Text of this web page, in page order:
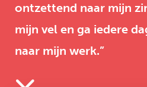
ontzettend naar mijn
mijn vel en ga iedere
naar mijn werk.”